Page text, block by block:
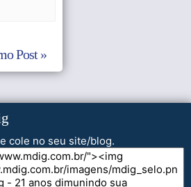
Post »
cole no seu site/blog.